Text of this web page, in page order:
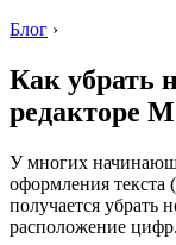
Блог ›
Как убрать
редакторе
У многих
оформления текста
получается убрать
расположение цифр.